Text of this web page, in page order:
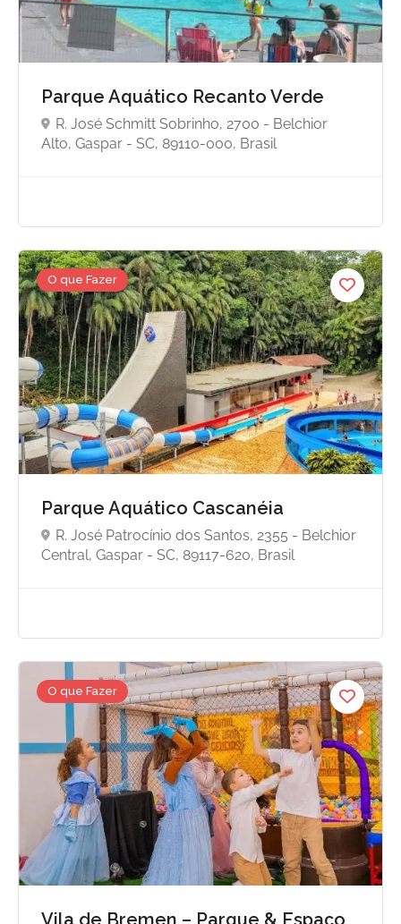
Parque Aquático Recanto Verde
R. José Schmitt Sobrinho, 2700 - Belchior
Alto, Gaspar - SC, 89110-000, Brasil
O que Fazer
Parque Aquático Cascanéia
R. José Patrocínio dos Santos, 2355 - Belchior
Central, Gaspar - SC, 89117-620, Brasil
O que Fazer
Vila de Bremen – Parque & Espaço